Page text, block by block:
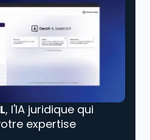
, l'IA juridique qui
expertise